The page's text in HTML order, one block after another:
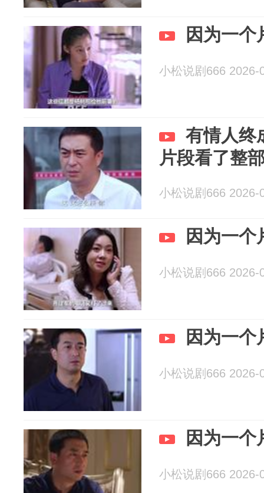
因为一个
小松说剧666 2026-
有情人终
片段看了整
小松说剧666 2026-
因为一个
小松说剧666 2026-
因为一个
小松说剧666 2026-
因为一个
小松说剧666 2026-